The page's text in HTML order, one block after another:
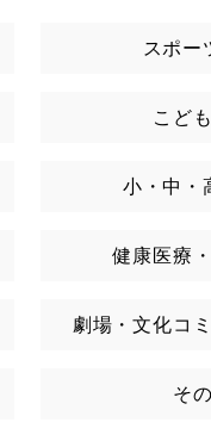
スポー
こど
小・中・
健康医療
劇場・文化コ
そ